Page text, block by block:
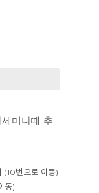
미나때 추
(10번으로 이동)
동)